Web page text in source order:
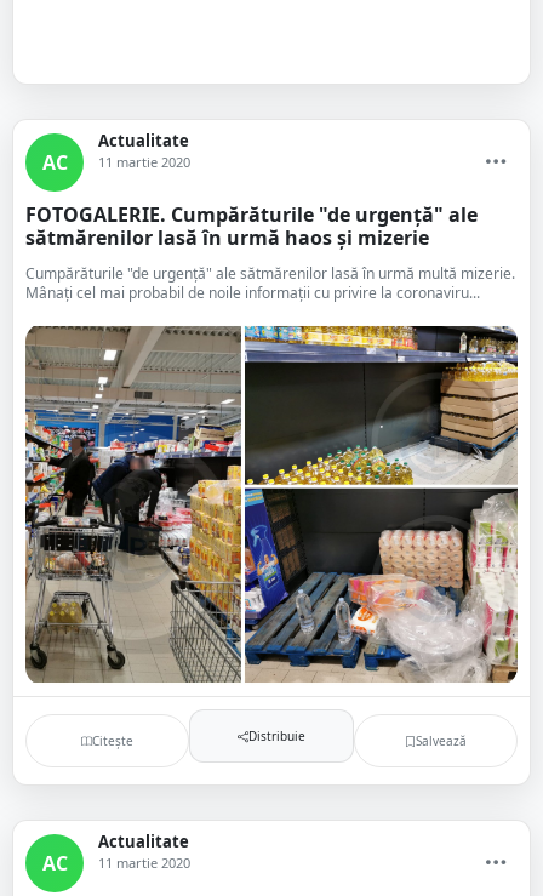
AC
Actualitate
11 martie 2020
FOTOGALERIE. Cumpărăturile "de urgență" ale
sătmărenilor lasă în urmă haos și mizerie
Cumpărăturile "de urgență" ale sătmărenilor lasă în urmă multă mizerie.
Mânați cel mai probabil de noile informații cu privire la coronaviru...
Citește Distribuie Salvează
AC
Actualitate
11 martie 2020